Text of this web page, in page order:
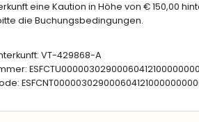
und Bäumen
1000 Metern von der Wohnung)
eine Kaution in Höhe von € 150,00
die Buchungsbedingungen.
VT-429868-A